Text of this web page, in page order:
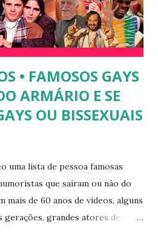
apontada como affair do ex-
Arantes - Ariadna Arantes
após sua ...
• FAMOSOS GAYS
ARMÁRIO E SE
OU BISSEXUAIS
uma lista de pessoa famosas
que saíram ou não do
mais de 60 anos de vídeos, alguns
grandes atores de